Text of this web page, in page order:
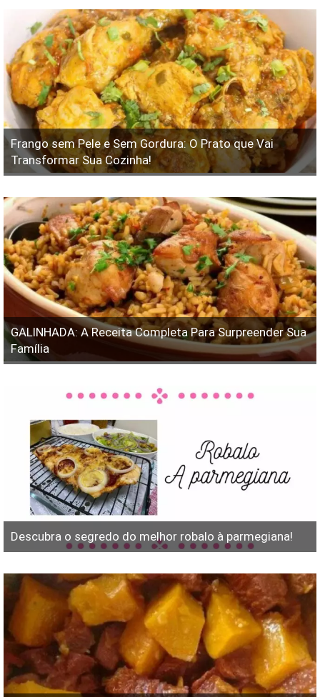
Frango sem Pele e Sem Gordura: O Prato que Vai
Transformar Sua Cozinha!
GALINHADA: A Receita Completa Para Surpreender Sua
Família
Descubra o segredo do melhor robalo à parmegiana!